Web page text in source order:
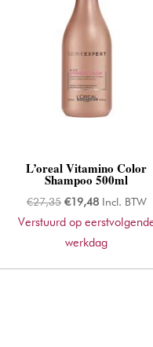
L’oreal Vitamino Color
Shampoo 500ml
€27,35 Oorspronkelijke
prijs
was:
€19,48Huidige
prijs
is:
Incl. BTW
Verstuurd op
werkdag